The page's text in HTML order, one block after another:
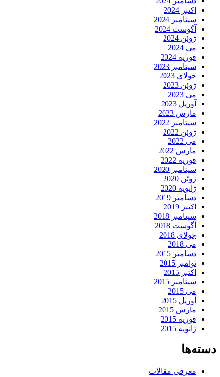
اکتبر 2024
سپتامبر 2024
آگوست 2024
ژوئن 2024
می 2024
فوریه 2024
سپتامبر 2023
جولای 2023
ژوئن 2023
می 2023
آوریل 2023
مارس 2023
سپتامبر 2022
ژوئن 2022
می 2022
مارس 2022
فوریه 2022
سپتامبر 2020
ژوئن 2020
ژانویه 2020
دسامبر 2019
اکتبر 2019
سپتامبر 2018
آگوست 2018
جولای 2018
می 2018
دسامبر 2015
نوامبر 2015
اکتبر 2015
سپتامبر 2015
می 2015
آوریل 2015
مارس 2015
فوریه 2015
ژانویه 2015
دسته‌ها
معرفی مقالات